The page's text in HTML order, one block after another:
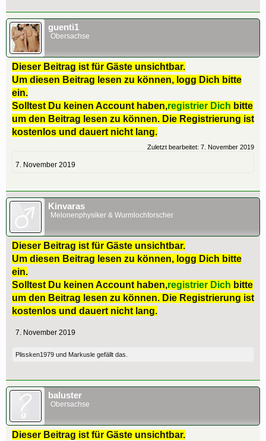
guenti1
Obersachse
Dieser Beitrag ist für Gäste unsichtbar.
Um diesen Beitrag lesen zu können, logg Dich bitte
ein.
Solltest Du keinen Account haben,registrier Dich bitte
um den Beitrag lesen zu können. Die Registrierung ist
kostenlos und dauert nicht lang.
Zuletzt bearbeitet: 7. November 2019
7. November 2019
Kinvaras
Melonenphysiker & Wurmlochforscher
Dieser Beitrag ist für Gäste unsichtbar.
Um diesen Beitrag lesen zu können, logg Dich bitte
ein.
Solltest Du keinen Account haben,registrier Dich bitte
um den Beitrag lesen zu können. Die Registrierung ist
kostenlos und dauert nicht lang.
7. November 2019
Plissken1979 und Markusle gefällt das.
baluster
Obersachse
Dieser Beitrag ist für Gäste unsichtbar.